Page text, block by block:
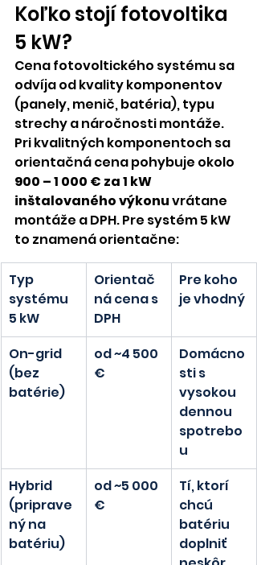
Koľko stojí fotovoltika
5 kW?
Cena fotovoltického systému sa
odvíja od kvality komponentov
(panely, menič, batéria), typu
strechy a náročnosti montáže.
Pri kvalitných komponentoch sa
orientačná cena pohybuje okolo
900 – 1 000 € za 1 kW
inštalovaného výkonu vrátane
montáže a DPH. Pre systém 5 kW
to znamená orientačne:
Typ
systému
5 kW
Orientač
ná cena s
DPH
Pre koho
je vhodný
On-grid
(bez
batérie)
od ~4 500
€
Domácno
sti s
vysokou
dennou
spotrebo
u
Hybrid
(priprave
ný na
batériu)
od ~5 000
€
Tí, ktorí
chcú
batériu
doplniť